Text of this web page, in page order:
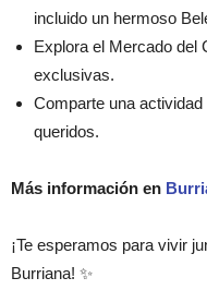
incluido un hermoso
Explora el Mercado del
exclusivas.
Comparte una
queridos.
Más información en
¡Te esperamos para vivir
Burriana! ✨